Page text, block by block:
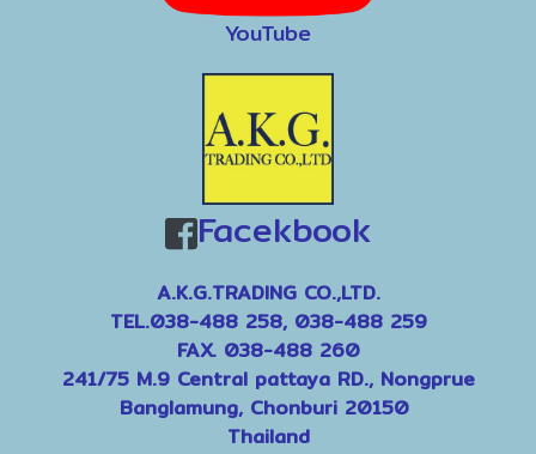
YouTube
Facekbook
A.K.G.TRADING CO.,LTD.
TEL.038-488 258, 038-488 259
FAX. 038-488 260
241/75 M.9 Central pattaya RD., Nongprue
Banglamung, Chonburi 20150
Thailand